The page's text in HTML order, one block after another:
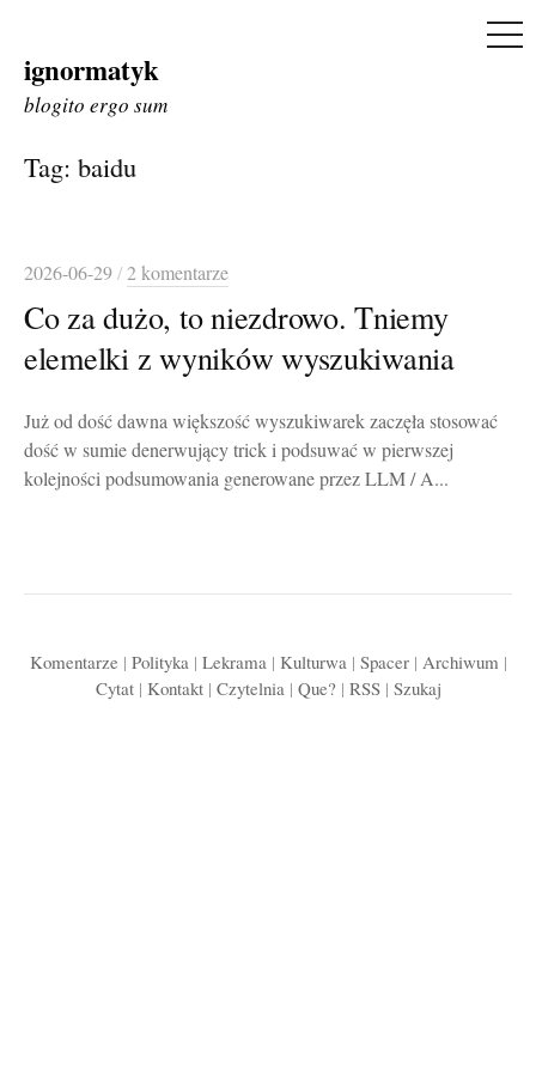
Skip
to
ignormatyk
blogito ergo sum
Tag: baidu
2026-06-29/2 komentarze
Co za dużo, to niezdrowo. Tniemy
elemelki z wyników wyszukiwania
Już od dość dawna większość wyszukiwarek zaczęła stosować
dość w sumie denerwujący trick i podsuwać w pierwszej
kolejności podsumowania generowane przez LLM / A...
Komentarze | Polityka| Lekrama| Kulturwa| Spacer| Archiwum |
Cytat| Kontakt| Czytelnia| Que? | RSS| Szukaj